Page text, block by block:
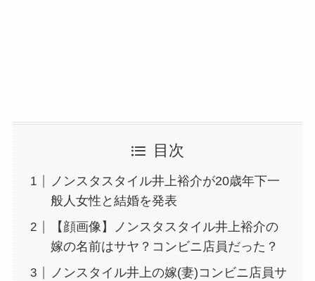
目次
ノンスタスタイル井上裕介が20歳年下一
般人女性と結婚を発表
【顔画像】ノンスタスタイル井上裕介の
嫁の名前はサヤ？コンビニ店員だった？
ノンスタイル井上の嫁(妻)コンビニ店員サ